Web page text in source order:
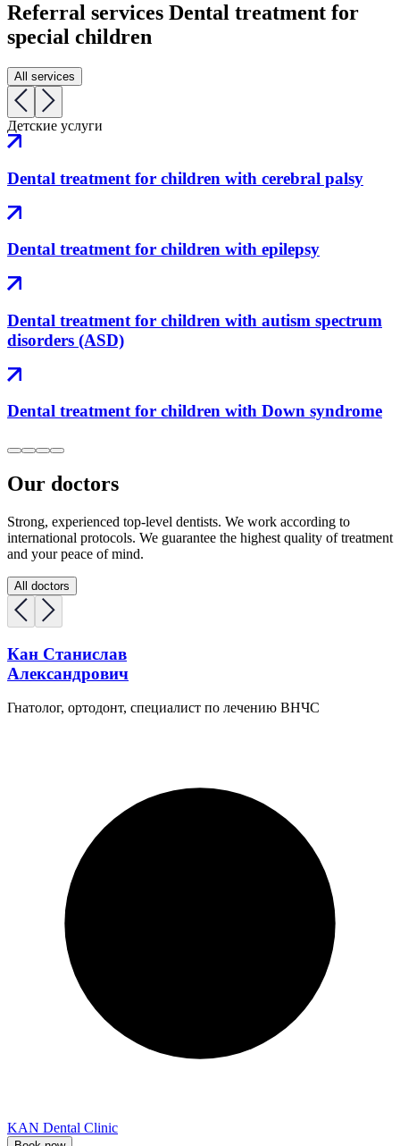
Referral services Dental treatment for
special children
All services
Детские услуги
Dental treatment for children with cerebral palsy
Dental treatment for children with epilepsy
Dental treatment for children with autism spectrum
disorders (ASD)
Dental treatment for children with Down syndrome
Our doctors
Strong, experienced top-level dentists. We work according to
international protocols. We guarantee the highest quality of treatment
and your peace of mind.
All doctors
Кан Станислав
Александрович
Гнатолог, ортодонт, специалист по лечению ВНЧС
KAN Dental Clinic